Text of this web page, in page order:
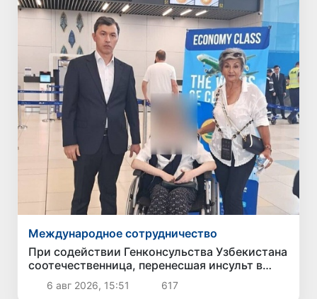
Международное сотрудничество
При содействии Генконсульства Узбекистана
соотечественница, перенесшая инсульт в
Алматы, вернулась на родину
6 авг 2026, 15:51 617